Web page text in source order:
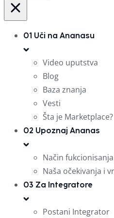
01 Uči na Ananasu
Video uputstva
Blog
Baza znanja
Vesti
Šta je Marketplace?
02 Upoznaj Ananas
Način
Naša očekivanja i
03 Za Integratore
Postani Integrator